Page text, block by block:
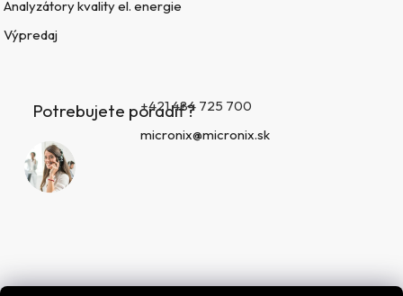
Analyzátory kvality el. energie
Výpredaj
Potrebujete poradiť?+421 484 725 700
micronix@micronix.sk